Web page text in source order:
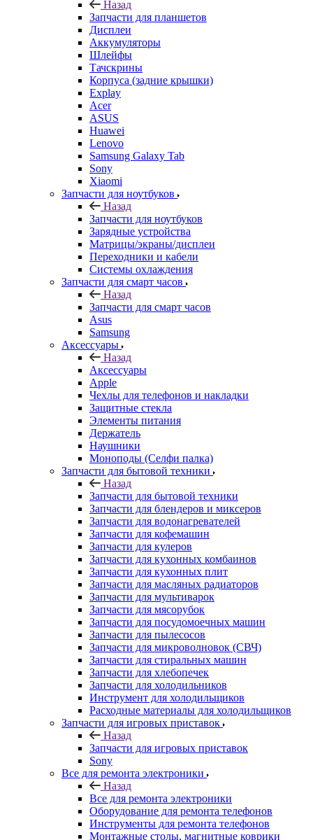
Тачскрины
Корпуса (задние крышки)
Explay
Acer
ASUS
Huawei
Lenovo
Samsung Galaxy Tab
Sony
Xiaomi
Запчасти для ноутбуков
Назад
Запчасти для ноутбуков
Зарядные устройства
Матрицы/экраны/дисплеи
Переходники и кабели
Системы охлаждения
Запчасти для смарт часов
Назад
Запчасти для смарт часов
Asus
Samsung
Аксессуары
Назад
Аксессуары
Apple
Чехлы для телефонов и накладки
Защитные стекла
Элементы питания
Держатель
Наушники
Моноподы (Селфи палка)
Запчасти для бытовой техники
Назад
Запчасти для бытовой техники
Запчасти для блендеров и миксеров
Запчасти для водонагревателей
Запчасти для кофемашин
Запчасти для кулеров
Запчасти для кухонных комбаинов
Запчасти для кухонных плит
Запчасти для масляных радиаторов
Запчасти для мультиварок
Запчасти для мясорубок
Запчасти для посудомоечных машин
Запчасти для пылесосов
Запчасти для микроволновок (СВЧ)
Запчасти для стиральных машин
Запчасти для хлебопечек
Запчасти для холодильников
Инструмент для холодильщиков
Расходные материалы для холодильщиков
Запчасти для игровых приставок
Назад
Запчасти для игровых приставок
Sony
Все для ремонта электроники
Назад
Все для ремонта электроники
Оборудование для ремонта телефонов
Инструменты для ремонта телефонов
Монтажные столы, магнитные коврики
Скальпели, лезвия сменные
Системы хранения
Скотчи, изолента
Тачскрины